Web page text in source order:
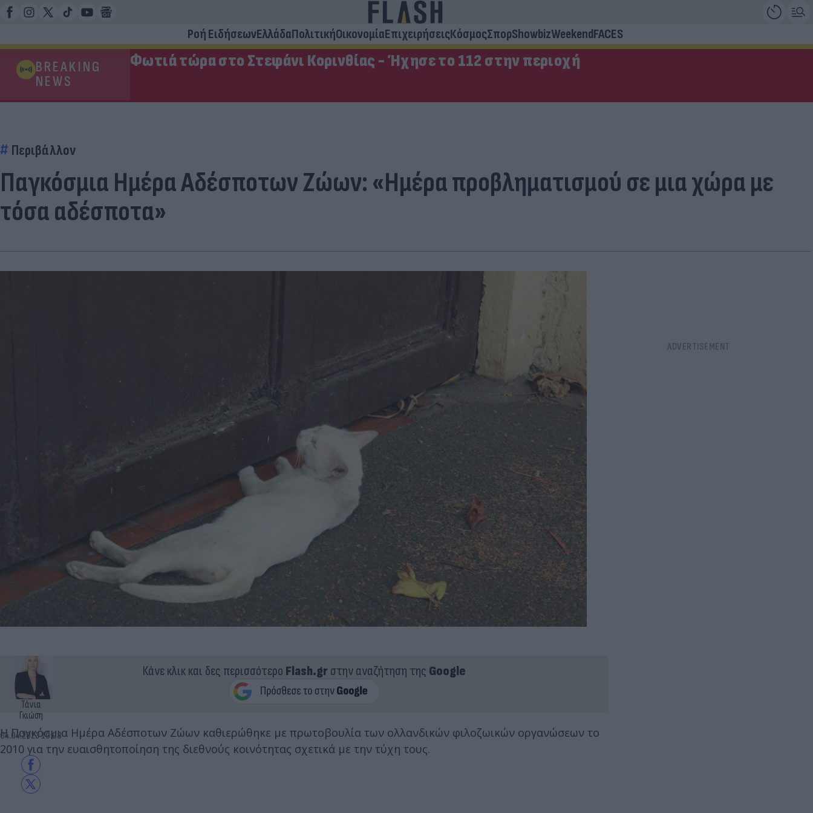
Ροή ΕιδήσεωνΕλλάδαΠολιτικήΟικονομίαΕπιχειρήσειςΚόσμοςΣπορShowbizWeekendFACES
BREAKING
NEWS
Φωτιά τώρα στο Στεφάνι Κορινθίας - Ήχησε το 112 στην περιοχή
Περιβάλλον
Παγκόσμια Ημέρα Αδέσποτων Ζώων: «Ημέρα προβληματισμού σε μια χώρα με
τόσα αδέσποτα»
Τάνια
Γκιώση
04.04.2023 10:08
Κάνε κλικ και δες περισσότερο Flash.grστην αναζήτηση της Google
Η Παγκόσμια Ημέρα Αδέσποτων Ζώων καθιερώθηκε με πρωτοβουλία των ολλανδικών φιλοζωικών οργανώσεων το
2010 για την ευαισθητοποίηση της διεθνούς κοινότητας σχετικά με την τύχη τους.